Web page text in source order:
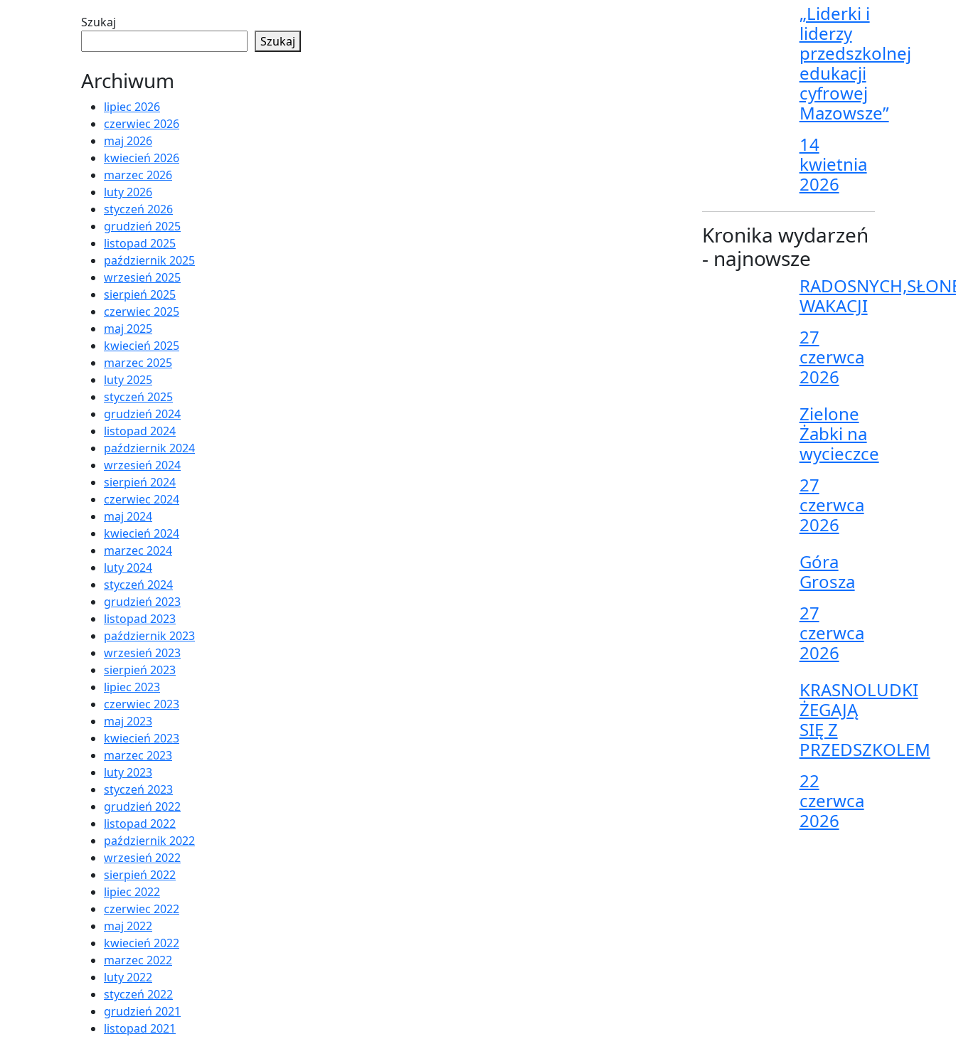
Szukaj
Szukaj
Archiwum
lipiec 2026
czerwiec 2026
maj 2026
kwiecień 2026
marzec 2026
luty 2026
styczeń 2026
grudzień 2025
listopad 2025
październik 2025
wrzesień 2025
sierpień 2025
czerwiec 2025
maj 2025
kwiecień 2025
marzec 2025
luty 2025
styczeń 2025
grudzień 2024
listopad 2024
październik 2024
wrzesień 2024
sierpień 2024
czerwiec 2024
maj 2024
kwiecień 2024
marzec 2024
luty 2024
styczeń 2024
grudzień 2023
listopad 2023
październik 2023
wrzesień 2023
sierpień 2023
lipiec 2023
czerwiec 2023
maj 2023
kwiecień 2023
marzec 2023
luty 2023
styczeń 2023
grudzień 2022
listopad 2022
październik 2022
wrzesień 2022
sierpień 2022
lipiec 2022
czerwiec 2022
maj 2022
kwiecień 2022
marzec 2022
luty 2022
styczeń 2022
grudzień 2021
listopad 2021
„Liderki i
liderzy
przedszkolnej
edukacji
cyfrowej
Mazowsze”
14
kwietnia
2026
Kronika wydarzeń
- najnowsze
WAKACJI
27
czerwca
2026
Zielone
Żabki na
wycieczce
27
czerwca
2026
Góra
Grosza
27
czerwca
2026
KRASNOLUDKI
ŻEGAJĄ
SIĘ Z
PRZEDSZKOLEM
22
czerwca
2026